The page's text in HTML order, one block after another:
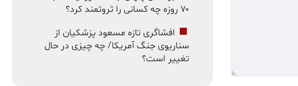
۷۰ روزه چه کسانی را ثروتمند کرد؟
افشاگری تازه مسعود پزشکیان از
سناریوی جنگ آمریکا/ چه چیزی در حال
تغییر است؟